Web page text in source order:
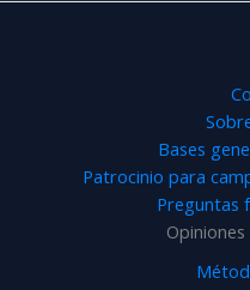
Bases
Patrocinio para
Preguntas